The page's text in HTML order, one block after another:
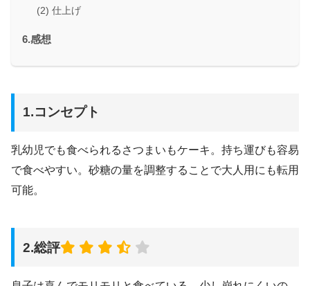
(2) 仕上げ
6.感想
1.コンセプト
乳幼児でも食べられるさつまいもケーキ。持ち運びも容易
で食べやすい。砂糖の量を調整することで大人用にも転用
可能。
2.総評